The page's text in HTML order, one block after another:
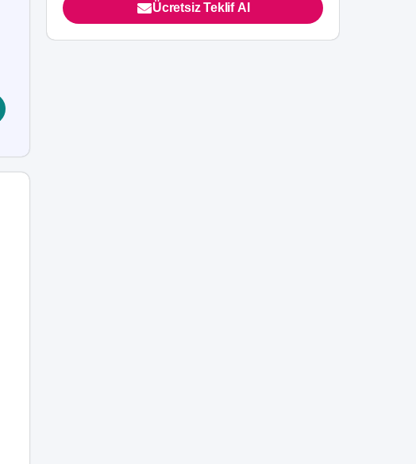
Ücretsiz Teklif Al